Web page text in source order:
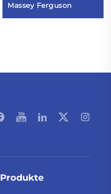
Massey Ferguson
Produkte